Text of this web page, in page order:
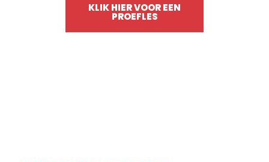
KLIK HIER VOOR EEN
PROEFLES